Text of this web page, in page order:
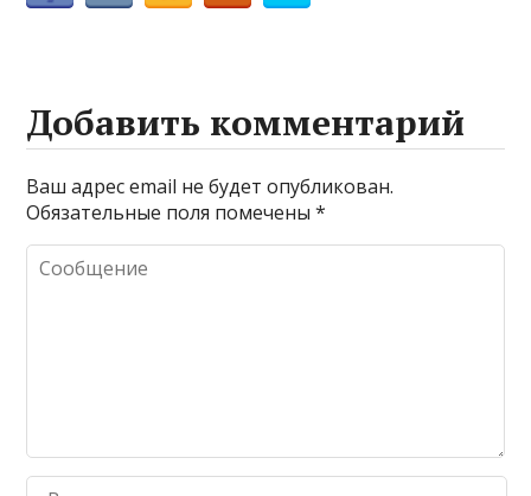
Добавить комментарий
Ваш адрес email не будет опубликован.
Обязательные поля помечены*